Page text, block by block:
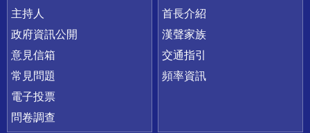
主持人
政府資訊公開
意見信箱
常見問題
電子投票
問卷調查
首長介紹
漢聲家族
交通指引
頻率資訊